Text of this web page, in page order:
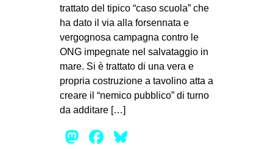
trattato del tipico “caso scuola” che
ha dato il via alla forsennata e
vergognosa campagna contro le
ONG impegnate nel salvataggio in
mare. Si è trattato di una vera e
propria costruzione a tavolino atta a
creare il “nemico pubblico” di turno
da additare […]
Mastodon
Facebook